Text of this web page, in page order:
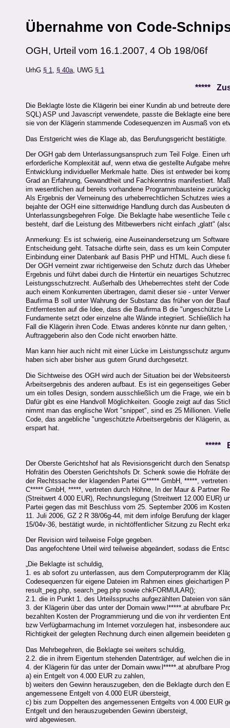
Übernahme von Code-
OGH, Urteil vom 16.1.2007, 4 Ob 198/06f
UrhG § 1, § 40a, UWG § 1
*****
Die Beklagte löste die Klägerin bei einer Kundin ab und betreute
SQL) ASP und Javascript verwendete, passte die Beklagte eine
sie von der Klägerin stammende Codesequenzen im Ausmaß von
Das Erstgericht wies die Klage ab, das Berufungsgericht bestätigte.
Der OGH gab dem Unterlassungsanspruch zum Teil Folge. Einen
erforderliche Komplexität auf, wenn etwa die gestellte Aufgabe
Entwicklung individueller Merkmale hatte. Dies ist entweder bei
Grad an Erfahrung, Gewandtheit und Fachkenntnis manifestiert.
im wesentlichen auf bereits vorhandene Programmbausteine
Als Ergebnis der Verneinung des urheberrechtlichen Schutzes
bejahte der OGH eine sittenwidrige Handlung durch das
Unterlassungsbegehren Folge. Die Beklagte habe wesentliche
besteht, darf die Leistung des Mitbewerbers nicht einfach „glatt"
Anmerkung: Es ist schwierig, eine Auseinandersetzung um
Entscheidung geht. Tatsache dürfte sein, dass es um kein
Einbindung einer Datenbank auf Basis PHP und HTML. Auch
Der OGH verneint zwar richtigerweise den Schutz durch das
Ergebnis und führt dabei durch die Hintertür ein neuartiges
Leistungsschutzrecht. Außerhalb des Urheberrechtes steht der
auch einem Konkurrenten übertragen, damit dieser sie - unter
Baufirma B soll unter Wahrung der Substanz das früher von der
Entferntesten auf die Idee, dass die Baufirma B die "ungeschützte
Fundamente setzt oder einzelne alte Wände integriert. Schließlich
Fall die Klägerin ihren Code. Etwas anderes könnte nur dann
Auftraggeberin also den Code nicht erworben hätte.
Man kann hier auch nicht mit einer Lücke im Leistungsschutz
haben sich aber bisher aus gutem Grund durchgesetzt.
Die Sichtweise des OGH wird auch der Situation bei der
Arbeitsergebnis des anderen aufbaut. Es ist ein gegenseitiges
um ein tolles Design, sondern ausschließlich um die Frage, wie ein
Dafür gibt es eine Handvoll Möglichkeiten. Google zeigt auf das
nimmt man das englische Wort "snippet", sind es 25 Millionen.
Code, das angebliche "ungeschützte Arbeitsergebnis der Klägerin,
erspart hat.
*****
Der Oberste Gerichtshof hat als Revisionsgericht durch den
Hofrätin des Obersten Gerichtshofs Dr. Schenk sowie die Hofräte
der Rechtssache der klagenden Partei G***** GmbH, *****,
C***** GmbH, *****, vertreten durch Höhne, In der Maur & Partner
(Streitwert 4.000 EUR), Rechnungslegung (Streitwert 12.000 EUR)
Partei gegen das mit Beschluss vom 25. September 2006 im
11. Juli 2006, GZ 2 R 38/06g-44, mit dem infolge Berufung der
15/04v-36, bestätigt wurde, in nichtöffentlicher Sitzung zu Recht
Der Revision wird teilweise Folge gegeben.
Das angefochtene Urteil wird teilweise abgeändert, sodass die
„Die Beklagte ist schuldig,
1. es ab sofort zu unterlassen, aus dem Computerprogramm der
Codesequenzen für eigene Dateien im Rahmen eines gleichartigen
result_peg.php, search_peg.php sowie chkFORMULAR();
2.1. die in Punkt 1. des Urteilsspruchs aufgezählten Dateien von
3. der Klägerin über das unter der Domain www.l*****.at abrufbare
bezahlten Kosten der Programmierung und die von ihr verdienten
bzw Verfügbarmachung im Internet vorzulegen hat, insbesondere
Richtigkeit der gelegten Rechnung durch einen allgemein
Das Mehrbegehren, die Beklagte sei weiters schuldig,
2.2. die in ihrem Eigentum stehenden Datenträger, auf welchen
4. der Klägerin für das unter der Domain www.l*****.at abrufbare
a) ein Entgelt von 4.000 EUR zu zahlen,
b) weiters den Gewinn herauszugeben, den die Beklagte durch
angemessene Entgelt von 4.000 EUR übersteigt,
c) bis zum Doppelten des angemessenen Entgelts von 4.000 EUR
Entgelt und den herauszugebenden Gewinn übersteigt,
wird abgewiesen.